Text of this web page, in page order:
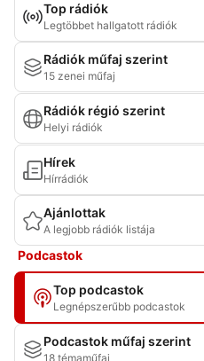
Top rádiók
Legtöbbet hallgatott rádiók
Rádiók műfaj szerint
15 zenei műfaj
Rádiók régió szerint
Helyi rádiók
Hírek
Hírrádiók
Ajánlottak
A legjobb rádiók listája
Podcastok
Top podcastok
Legnépszerűbb podcastok
Podcastok műfaj szerint
18 témaműfaj